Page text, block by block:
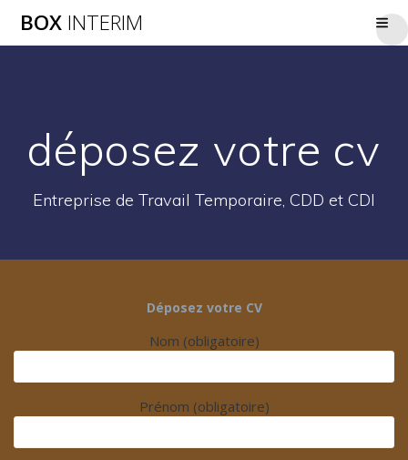
contenu
BOX INTERIM
déposez votre cv
Entreprise de Travail Temporaire, CDD et CDI
Déposez votre CV
Nom (obligatoire)
Prénom (obligatoire)